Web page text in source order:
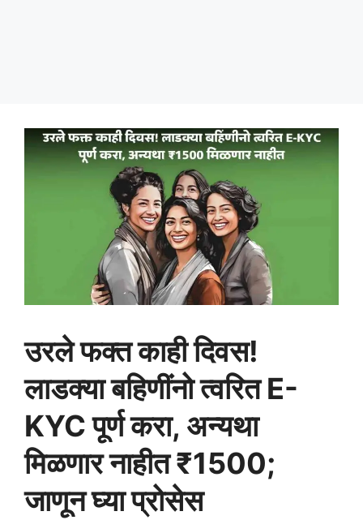
उरले फक्त काही दिवस!
लाडक्या बहिणींनो त्वरित E-
KYC पूर्ण करा, अन्यथा
मिळणार नाहीत ₹1500;
जाणून घ्या प्रोसेस